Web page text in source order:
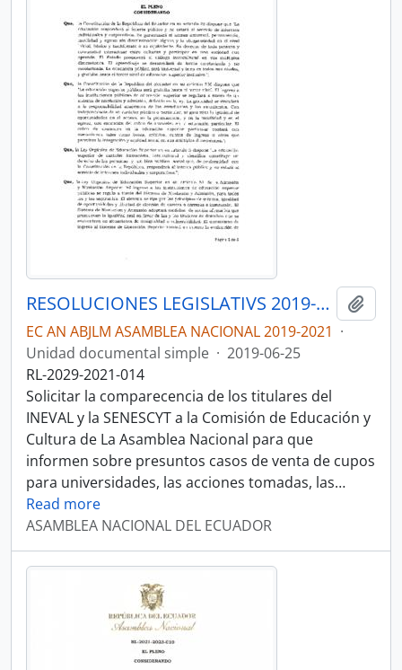
RESOLUCIONES LEGISLATIVS 2019-2021
EC AN ABJLM ASAMBLEA NACIONAL 2019-2021 ·
Unidad documental simple · 2019-06-25
RL-2029-2021-014
Solicitar la comparecencia de los titulares del
INEVAL y la SENESCYT a la Comisión de Educación y
Cultura de La Asamblea Nacional para que
informen sobre presuntos casos de venta de cupos
para universidades, las acciones tomadas, las…
Read more
ASAMBLEA NACIONAL DEL ECUADOR